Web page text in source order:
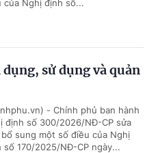
của Nghị định số...
sử dụng và quản
- Chính phủ ban hành
định số 300/2026/NĐ-CP sửa
sung một số điều của Nghị
số 170/2025/NĐ-CP ngày...